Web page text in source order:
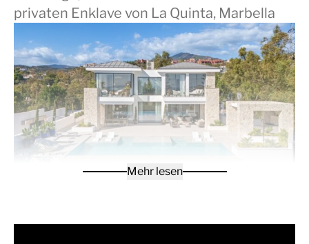
privaten Enklave von La Quinta, Marbella
Mehr lesen